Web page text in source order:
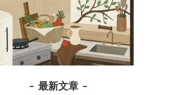
最新文章